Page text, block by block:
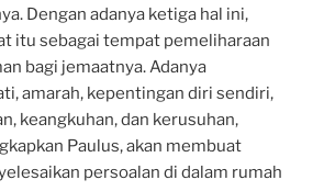
Dengan adanya ketiga hal ini,
itu sebagai tempat pemeliharaan
bagi jemaatnya. Adanya
amarah, kepentingan diri sendiri,
keangkuhan, dan kerusuhan,
Paulus, akan membuat
persoalan di dalam rumah